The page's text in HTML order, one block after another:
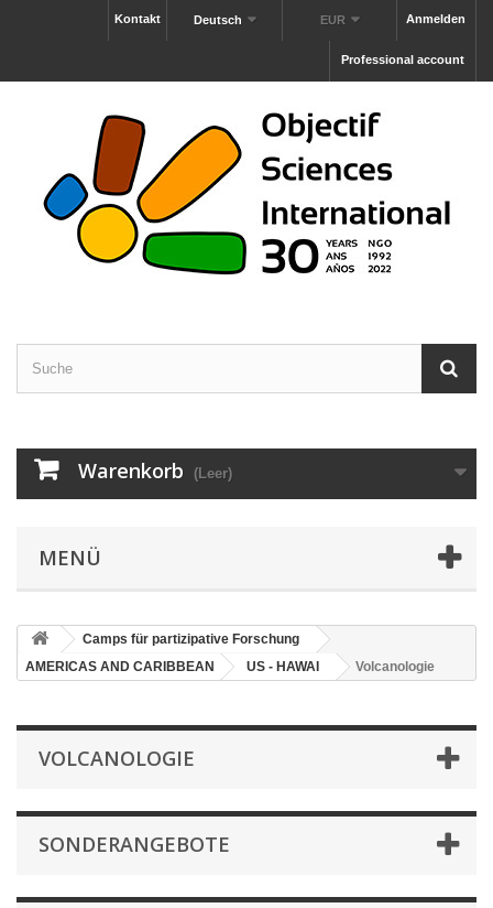
Anmelden
EUR
Deutsch
Kontakt
Professional account
Warenkorb (Leer)
MENÜ
Camps für partizipative Forschung
AMERICAS AND CARIBBEAN
US - HAWAI Volcanologie
VOLCANOLOGIE
SONDERANGEBOTE